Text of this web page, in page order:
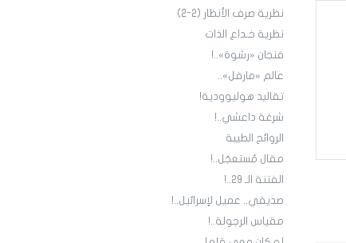
نظرية صرف الأنظار (2-2)
نظرية خـداع الذات
فنجان «رشوة»..!
عالم «مارفل»..
تقاليد هوليوودية!
شرغة داعشي..!
الروائح الطيبة
مقال مُستعجَل..!
الفتنة الـ 29..!
صديقي.. عميل لإسرائيل..!
مقياس الرجولة..!